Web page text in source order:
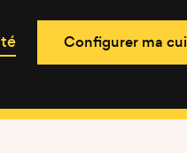
Configurer ma